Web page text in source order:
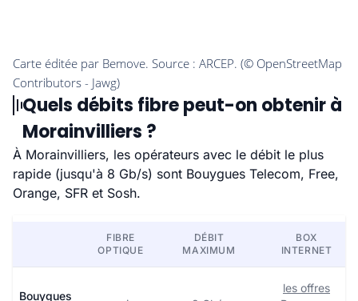
Quels débits fibre peut-on obtenir à
Morainvilliers ?
À Morainvilliers, les opérateurs avec le débit le plus
rapide (jusqu'à 8 Gb/s) sont Bouygues Telecom, Free,
Orange, SFR et Sosh.
FIBRE
OPTIQUE
DÉBIT
MAXIMUM
BOX
INTERNET
Bouygues
les offres